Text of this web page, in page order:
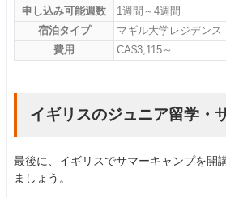
申し込み可能週数
1週間～4週間
宿泊タイプ
マギル大学レジデンス
費用
CA$3,115～
イギリスのジュニア留学・
最後に、イギリスでサマーキャンプを開
ましょう。